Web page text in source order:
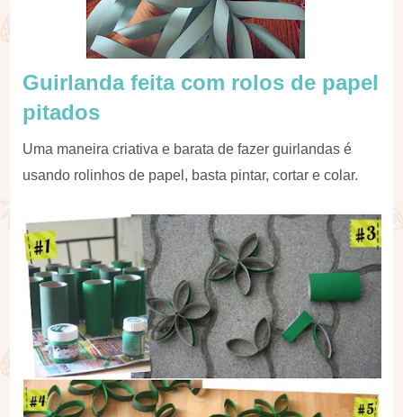
Guirlanda feita com rolos de papel
pitados
Uma maneira criativa e barata de fazer guirlandas é
usando rolinhos de papel, basta pintar, cortar e colar.